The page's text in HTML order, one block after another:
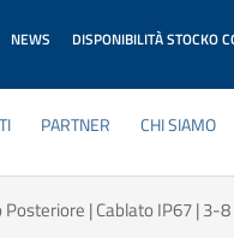
NEWS DISPONIBILITÀ STOCKO
PARTNER CHI SIAMO
| Cablato IP67 | 3-